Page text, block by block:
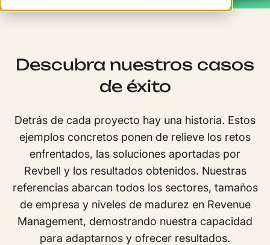
Descubra nuestros casos
de éxito
Detrás de cada proyecto hay una historia. Estos
ejemplos concretos ponen de relieve los retos
enfrentados, las soluciones aportadas por
Revbell y los resultados obtenidos. Nuestras
referencias abarcan todos los sectores, tamaños
de empresa y niveles de madurez en Revenue
Management, demostrando nuestra capacidad
para adaptarnos y ofrecer resultados.